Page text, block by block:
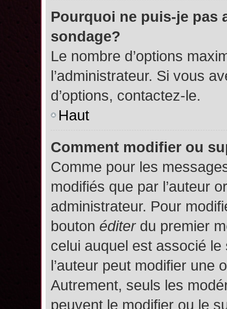
Pourquoi ne puis-je pas
sondage?
Le nombre d’options
l’administrateur. Si vous
d’options, contactez-le.
Haut
Comment modifier ou
Comme pour les
modifiés que par l’auteur
administrateur. Pour
bouton éditerdu premier
celui auquel est associé le
l’auteur peut modifier une
Autrement, seuls les
peuvent le modifier ou le